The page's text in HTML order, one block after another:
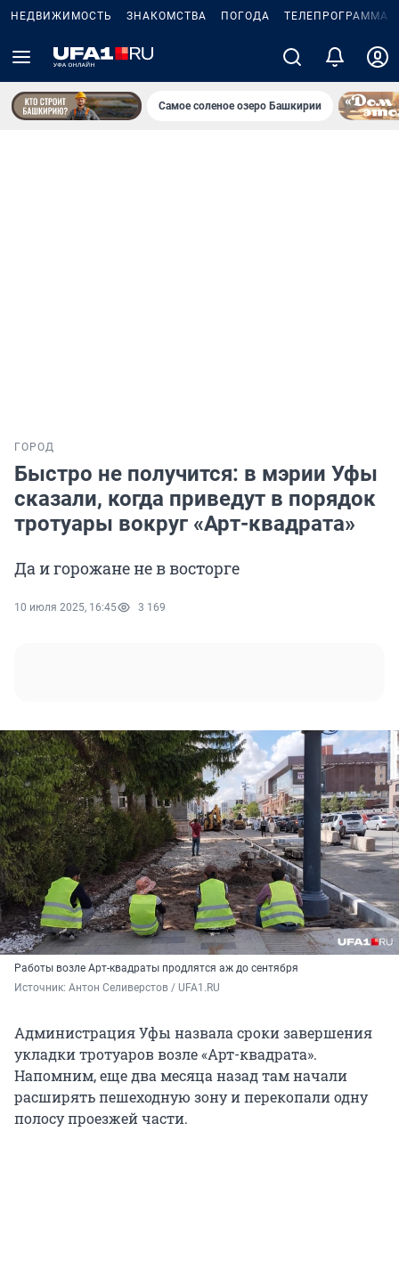
НЕДВИЖИМОСТЬ ЗНАКОМСТВА ПОГОДА ТЕЛЕПРОГРАММА
Самое соленое озеро Башкирии
ГОРОД
Быстро не получится: в мэрии Уфы
сказали, когда приведут в порядок
тротуары вокруг «Арт-квадрата»
Да и горожане не в восторге
10 июля 2025, 16:45 3 169
Работы возле Арт-квадраты продлятся аж до сентября
Источник: Антон Селиверстов / UFA1.RU
Администрация Уфы назвала сроки завершения
укладки тротуаров возле «Арт-квадрата».
Напомним, еще два месяца назад там начали
расширять пешеходную зону и перекопали одну
полосу проезжей части.